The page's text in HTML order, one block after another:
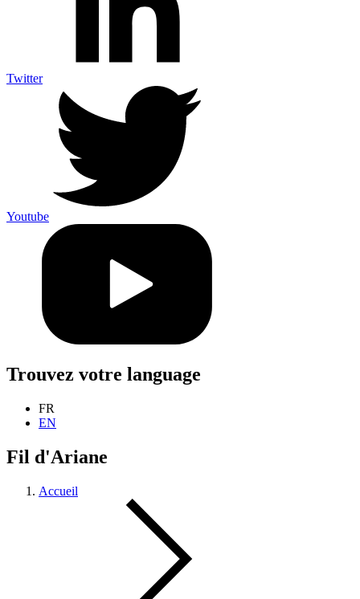
Twitter
Youtube
Trouvez votre language
FR
EN
Fil d'Ariane
Accueil